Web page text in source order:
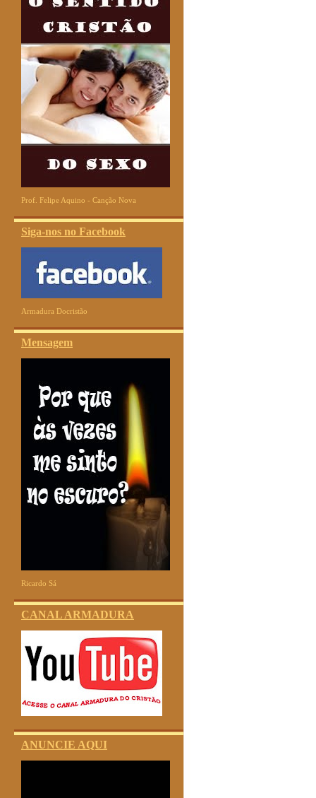
Prof. Felipe Aquino - Canção Nova
Siga-nos no Facebook
Armadura Docristão
Mensagem
Ricardo Sá
CANAL ARMADURA
ANUNCIE AQUI